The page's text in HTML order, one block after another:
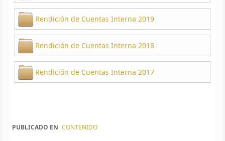
Rendición de Cuentas Interna 2019
Rendición de Cuentas Interna 2018
Rendición de Cuentas Interna 2017
PUBLICADO EN CONTENIDO